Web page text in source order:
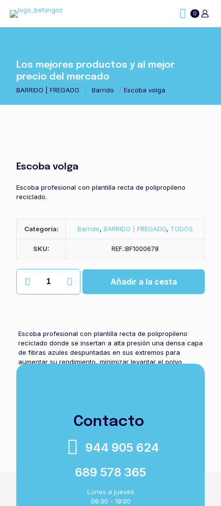
0
Los mejores productos y al mejor
precio del mercado
BARRIDO | FREGADO / Barrido / Escoba volga
Escoba volga
Escoba profesional con plantilla recta de polipropileno
reciclado.
Categoría: Barrido, BARRIDO | FREGADO, TODOS
SKU: REF.:BF1000678
Escoba
cantidad
Añadir a la cesta
Escoba profesional con plantilla recta de polipropileno
reciclado donde se insertan a alta presión una densa capa
de fibras azules despuntadas en sus extremos para
aumentar su rendimiento, minimizar levantar el polvo
de mayor dureza del piso. Largo: 29cm.
Contacto
944 905 624
689 578 365
Lunes a jueves
08:30 - 18:00